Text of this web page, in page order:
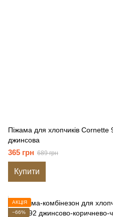
Піжама для хлопчиків
джинсова
365 грн 689 грн
Купити
АКЦІЯ
−66%